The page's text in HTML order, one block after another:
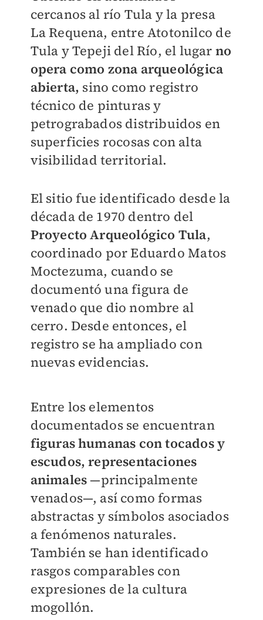
cercanos al río Tula y la presa
La Requena, entre Atotonilco de
Tula y Tepeji del Río, el lugar no
opera como zona arqueológica
abierta, sino como registro
técnico de pinturas y
petrograbados distribuidos en
superficies rocosas con alta
visibilidad territorial.
El sitio fue identificado desde la
década de 1970 dentro del
Proyecto Arqueológico Tula,
coordinado por Eduardo Matos
Moctezuma, cuando se
documentó una figura de
venado que dio nombre al
cerro. Desde entonces, el
registro se ha ampliado con
nuevas evidencias.
Entre los elementos
documentados se encuentran
figuras humanas con tocados y
escudos, representaciones
animales—principalmente
venados—, así como formas
abstractas y símbolos asociados
a fenómenos naturales.
También se han identificado
rasgos comparables con
expresiones de la cultura
mogollón.